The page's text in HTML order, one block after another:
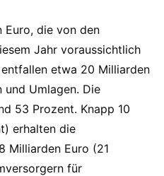
Euro, die von den
Jahr voraussichtlich
etwa 20 Milliarden
und Umlagen. Die
53 Prozent. Knapp 10
erhalten die
Milliarden Euro (21
für